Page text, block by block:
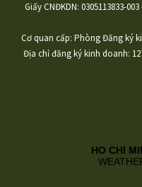
Giấy CNĐKDN: 0305113833-
Cơ quan cấp: Phòng Đăng ký
Địa chỉ đăng ký kinh doanh: